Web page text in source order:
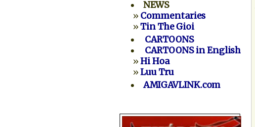
NEWS
» Commentaries
»Tin The Gioi
CARTOONS
CARTOONS in English
»Hi Hoa
»Luu Tru
AMIGAVLINK.com